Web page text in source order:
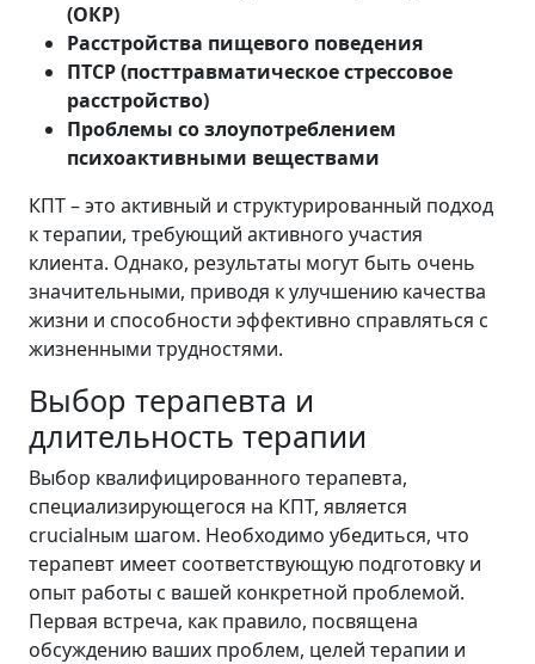
(ОКР)
Расстройства пищевого поведения
ПТСР (посттравматическое стрессовое
расстройство)
Проблемы со злоупотреблением
психоактивными веществами
КПТ – это активный и структурированный подход
к терапии, требующий активного участия
клиента. Однако, результаты могут быть очень
значительными, приводя к улучшению качества
жизни и способности эффективно справляться с
жизненными трудностями.
Выбор терапевта и
длительность терапии
Выбор квалифицированного терапевта,
специализирующегося на КПТ, является
crucialным шагом. Необходимо убедиться, что
терапевт имеет соответствующую подготовку и
опыт работы с вашей конкретной проблемой.
Первая встреча, как правило, посвящена
обсуждению ваших проблем, целей терапии и